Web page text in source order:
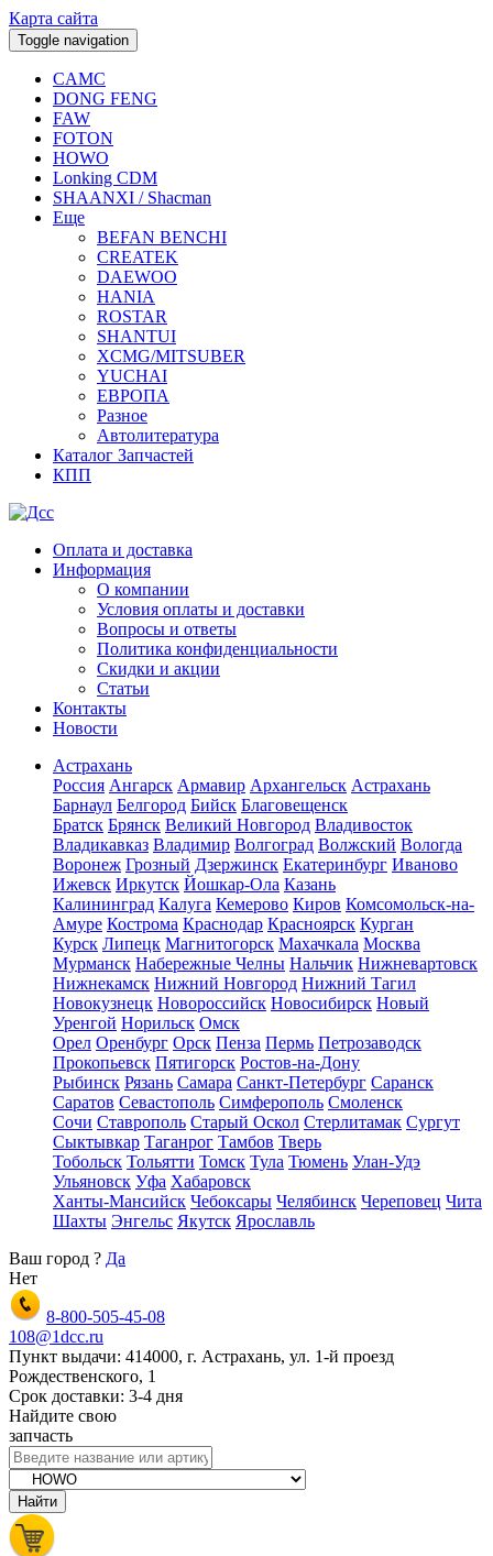
Карта сайта
Toggle navigation
CAMC
DONG FENG
FAW
FOTON
HOWO
Lonking CDM
SHAANXI / Shacman
Еще
BEFAN BENCHI
CREATEK
DAEWOO
HANIA
ROSTAR
SHANTUI
XCMG/MITSUBER
YUCHAI
ЕВРОПА
Разное
Aвтолитература
Каталог Запчастей
КПП
Оплата и доставка
Информация
О компании
Условия оплаты и доставки
Вопросы и ответы
Политика конфиденциальности
Скидки и акции
Статьи
Контакты
Новости
Астрахань
Россия Ангарск Армавир Архангельск Астрахань
Барнаул Белгород Бийск Благовещенск
Братск Брянск Великий Новгород Владивосток
Владикавказ Владимир Волгоград Волжский Вологда
Воронеж Грозный Дзержинск Екатеринбург Иваново
Ижевск Иркутск Йошкар-Ола Казань
Калининград Калуга Кемерово Киров Комсомольск-на-
Амуре Кострома Краснодар Красноярск Курган
Курск Липецк Магнитогорск Махачкала Москва
Мурманск Набережные Челны Нальчик Нижневартовск
Нижнекамск Нижний Новгород Нижний Тагил
Новокузнецк Новороссийск Новосибирск Новый
Уренгой Норильск Омск
Орел Оренбург Орск Пенза Пермь Петрозаводск
Прокопьевск Пятигорск Ростов-на-Дону
Рыбинск Рязань Самара Санкт-Петербург Саранск
Саратов Севастополь Симферополь Смоленск
Сочи Ставрополь Старый Оскол Стерлитамак Сургут
Сыктывкар Таганрог Тамбов Тверь
Тобольск Тольятти Томск Тула Тюмень Улан-Удэ
Ульяновск Уфа Хабаровск
Ханты-Мансийск Чебоксары Челябинск Череповец Чита
Шахты Энгельс Якутск Ярославль
Ваш город ? Да
Нет
8-800-505-45-08
108@1dcc.ru
Пункт выдачи: 414000, г. Астрахань, ул. 1-й проезд
Рождественского, 1
Срок доставки: 3-4 дня
Найдите свою
запчасть